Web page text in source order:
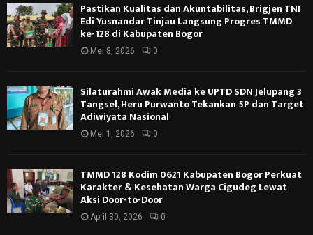
Pastikan Kualitas dan Akuntabilitas, Brigjen TNI
Edi Yusnandar Tinjau Langsung Progres TMMD
ke-128 di Kabupaten Bogor
Mei 8, 2026 0
Silaturahmi Awak Media ke UPTD SDN Jelupang 3
Tangsel, Heru Purwanto Tekankan 5P dan Target
Adiwiyata Nasional
Mei 1, 2026 0
TMMD 128 Kodim 0621 Kabupaten Bogor Perkuat
Karakter & Kesehatan Warga Cigudeg Lewat
Aksi Door-to-Door
April 30, 2026 0